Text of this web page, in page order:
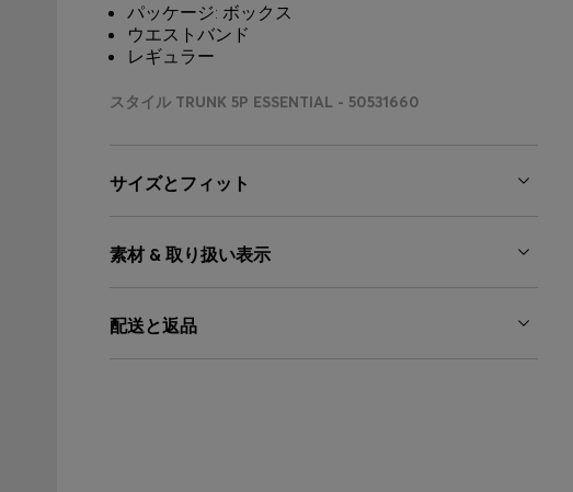
パッケージ: ボックス
ウエストバンド
レギュラー
スタイル TRUNK 5P ESSENTIAL - 50531660
サイズとフィット
素材 & 取り扱い表示
配送と返品